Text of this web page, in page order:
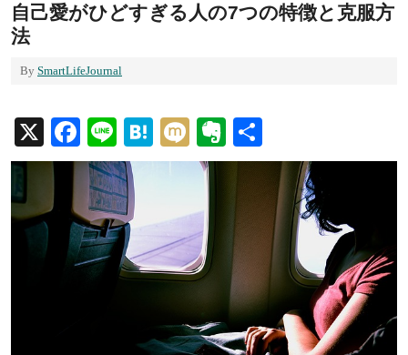
自己愛がひどすぎる人の7つの特徴と克服方
法
By SmartLifeJournal
X Facebook
LineHatena
MixiEvernote
有